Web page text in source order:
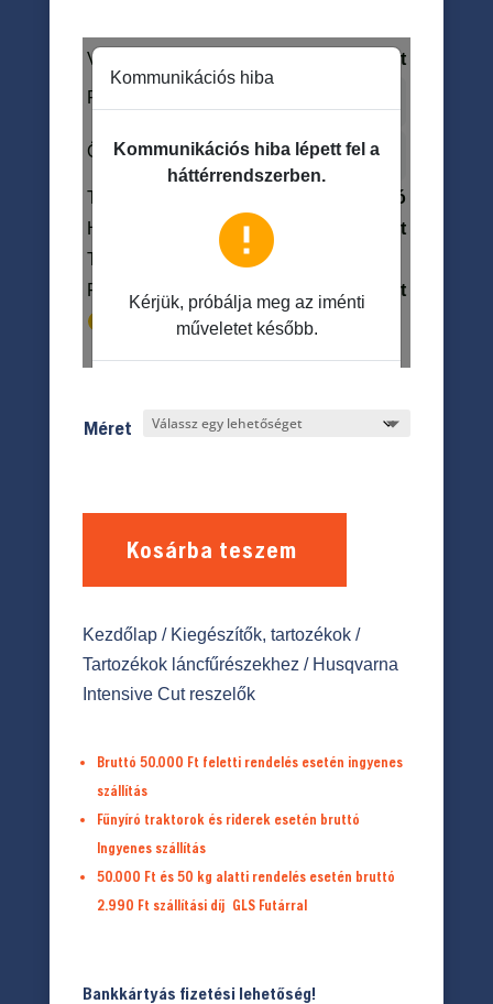
Méret
Kosárba teszem
Kezdőlap/ Kiegészítők, tartozékok/
Tartozékok láncfűrészekhez / Husqvarna
Intensive Cut reszelők
Bruttó 50.000 Ft feletti rendelés esetén ingyenes
szállítás
Fűnyíró traktorok és riderek esetén bruttó
Ingyenes szállítás
50.000 Ft és 50 kg alatti rendelés esetén bruttó
2.990 Ft szállítási díj GLS Futárral
Bankkártyás fizetési lehetőség!